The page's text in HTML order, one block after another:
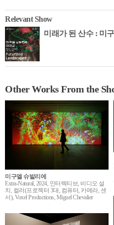
Relevant Show
미래가 된 산수 : 미
Other Works From the
미구엘 슈발리에
Extra-Natural, 2024, 인터렉티브, 비디오 설
치, 컬러(프로젝터 3대, 컴퓨터, 카메라, 센
서), Voxel Productions, Miguel Chevalier